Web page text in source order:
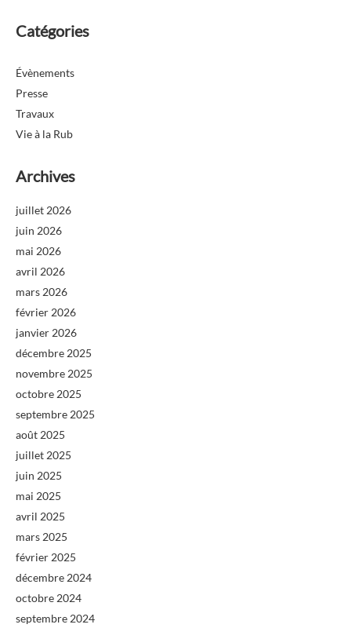
Catégories
Évènements
Presse
Travaux
Vie à la Rub
Archives
juillet 2026
juin 2026
mai 2026
avril 2026
mars 2026
février 2026
janvier 2026
décembre 2025
novembre 2025
octobre 2025
septembre 2025
août 2025
juillet 2025
juin 2025
mai 2025
avril 2025
mars 2025
février 2025
décembre 2024
octobre 2024
septembre 2024